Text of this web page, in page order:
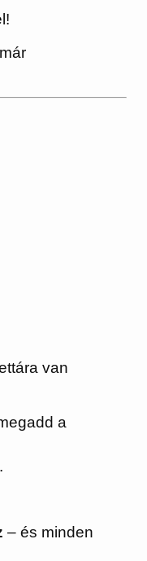
van
a
– és minden